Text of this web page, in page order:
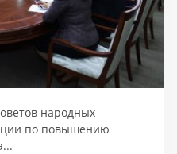
народных
по повышению